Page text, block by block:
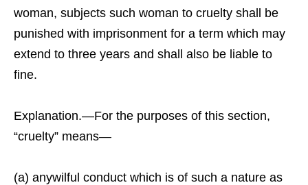
woman, subjects such woman to cruelty shall be
punished with imprisonment for a term which may
extend to three years and shall also be liable to
fine.
Explanation.—For the purposes of this section,
“cruelty” means—
(a) anywilful conduct which is of such a nature as